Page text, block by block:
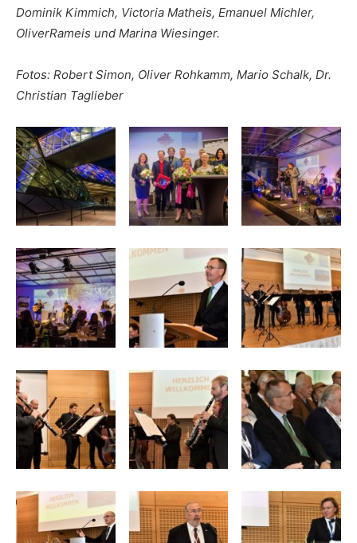
Dominik Kimmich, Victoria Matheis, Emanuel Michler,
OliverRameis und Marina Wiesinger.
Fotos: Robert Simon, Oliver Rohkamm, Mario Schalk, Dr.
Christian Taglieber